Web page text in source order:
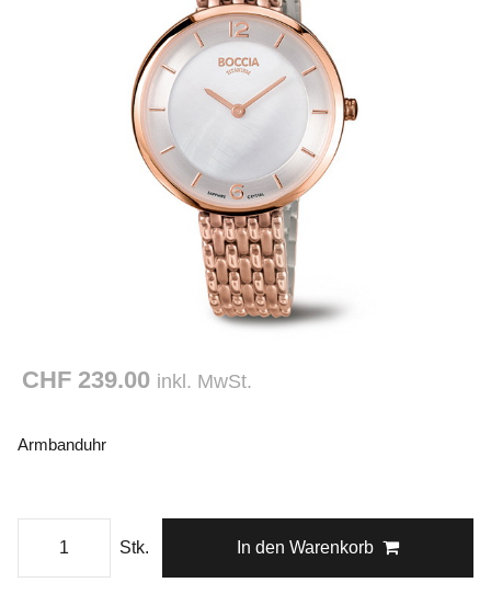
CHF 239.00 inkl. MwSt.
Armbanduhr
Stk. In den Warenkorb